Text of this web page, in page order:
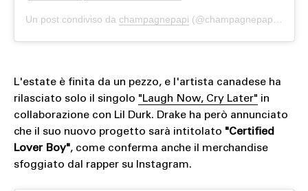
Un post condiviso da champagnepapi (@champagnepapi) in data:
L'estate è finita da un pezzo, e l'artista canadese ha
rilasciato solo il singolo "Laugh Now, Cry Later" in
collaborazione con Lil Durk. Drake ha però annunciato
che il suo nuovo progetto sarà intitolato "Certified
Lover Boy", come conferma anche il merchandise
sfoggiato dal rapper su Instagram.